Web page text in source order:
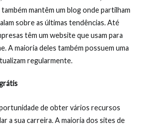
mantêm um blog onde partilham
sobre as últimas tendências. Até
têm um website que usam para
A maioria deles também possuem uma
regularmente.
de obter vários recursos
a sua carreira. A maioria dos sites de